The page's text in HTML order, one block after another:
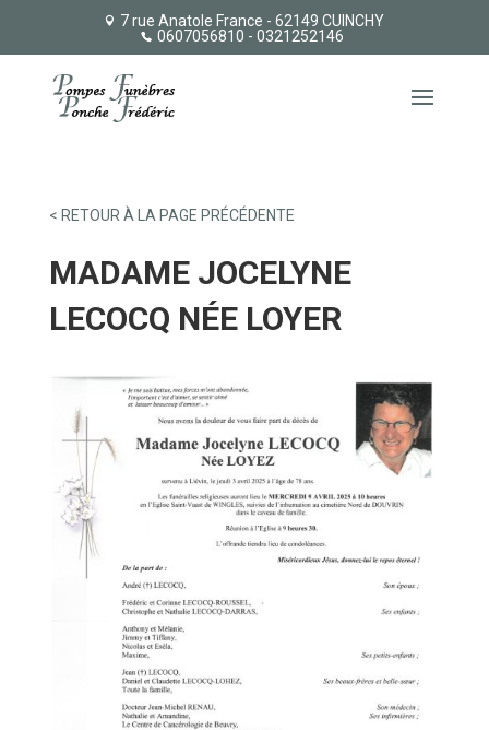
7 rue Anatole France - 62149 CUINCHY
0607056810 - 0321252146
< RETOUR À LA PAGE PRÉCÉDENTE
MADAME JOCELYNE
LECOCQ NÉE LOYER